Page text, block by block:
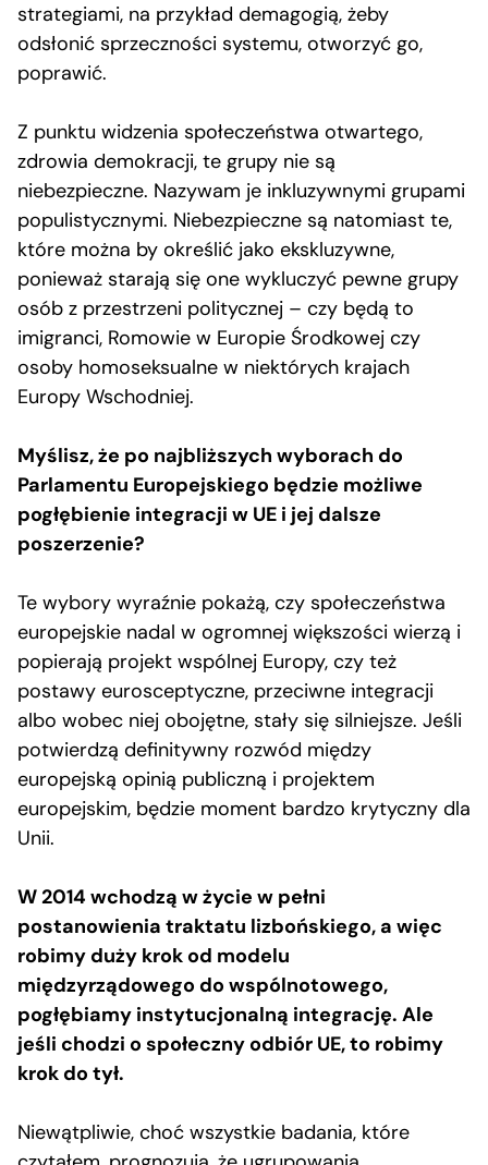
strategiami, na przykład demagogią, żeby
odsłonić sprzeczności systemu, otworzyć go,
poprawić.
Z punktu widzenia społeczeństwa otwartego,
zdrowia demokracji, te grupy nie są
niebezpieczne. Nazywam je inkluzywnymi grupami
populistycznymi. Niebezpieczne są natomiast te,
które można by określić jako ekskluzywne,
ponieważ starają się one wykluczyć pewne grupy
osób z przestrzeni politycznej – czy będą to
imigranci, Romowie w Europie Środkowej czy
osoby homoseksualne w niektórych krajach
Europy Wschodniej.
Myślisz, że po najbliższych wyborach do
Parlamentu Europejskiego będzie możliwe
pogłębienie integracji w UE i jej dalsze
poszerzenie?
Te wybory wyraźnie pokażą, czy społeczeństwa
europejskie nadal w ogromnej większości wierzą i
popierają projekt wspólnej Europy, czy też
postawy eurosceptyczne, przeciwne integracji
albo wobec niej obojętne, stały się silniejsze. Jeśli
potwierdzą definitywny rozwód między
europejską opinią publiczną i projektem
europejskim, będzie moment bardzo krytyczny dla
Unii.
W 2014 wchodzą w życie w pełni
postanowienia traktatu lizbońskiego, a więc
robimy duży krok od modelu
międzyrządowego do wspólnotowego,
pogłębiamy instytucjonalną integrację. Ale
jeśli chodzi o społeczny odbiór UE, to robimy
krok do tył.
Niewątpliwie, choć wszystkie badania, które